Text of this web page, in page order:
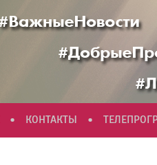
• КОНТАКТЫ •